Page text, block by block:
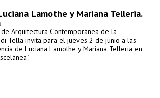
Lamothe y Mariana Telleria.
Arquitectura Contemporánea de la
Tella invita para el jueves 2 de junio a las
de Luciana Lamothe y Mariana Telleria en